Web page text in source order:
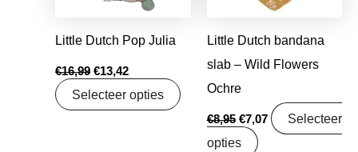
Little Dutch Pop Julia
€16,99 €13,42
Selecteer opties
Little Dutch bandana
slab – Wild Flowers
Ochre
€8,95 €7,07
Selecteer
opties